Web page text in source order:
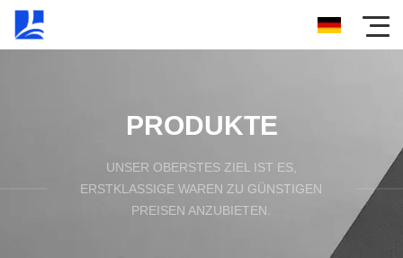
PRODUKTE
UNSER OBERSTES ZIEL IST ES,
ERSTKLASSIGE WAREN ZU GÜNSTIGEN
PREISEN ANZUBIETEN.